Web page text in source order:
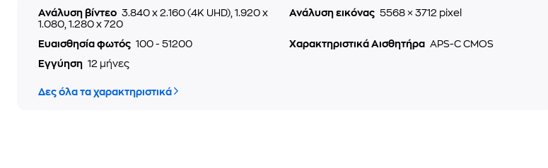
Ανάλυση βίντεο 3.840 x 2.160 (4K UHD), 1.920 x
1.080, 1.280 x 720
Ανάλυση εικόνας 5568 × 3712 pixel
Ευαισθησία φωτός 100 - 51200 Χαρακτηριστικά Αισθητήρα APS-C CMOS
Εγγύηση 12 μήνες
Δες όλα τα χαρακτηριστικά